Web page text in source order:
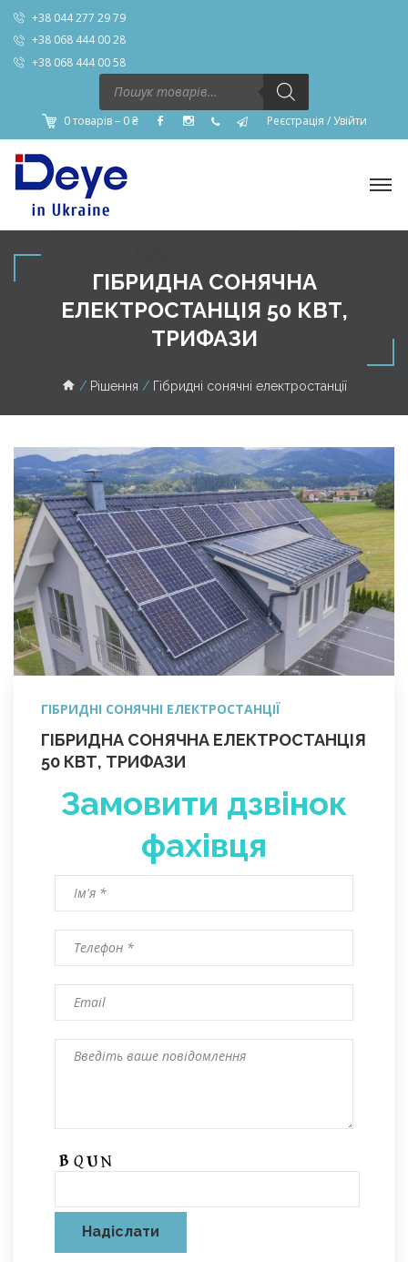
+38 044 277 29 79
+38 068 444 00 28
+38 068 444 00 58
Пошук
товарів
0 товарів – 0₴ Реєстрація /Увійти
ГІБРИДНА СОНЯЧНА
ЕЛЕКТРОСТАНЦІЯ 50 КВТ,
ТРИФАЗИ
Рішення Гібридні сонячні електростанції
ГІБРИДНІ СОНЯЧНІ ЕЛЕКТРОСТАНЦІЇ
ГІБРИДНА СОНЯЧНА ЕЛЕКТРОСТАНЦІЯ
50 КВТ, ТРИФАЗИ
Замовити дзвінок
фахівця